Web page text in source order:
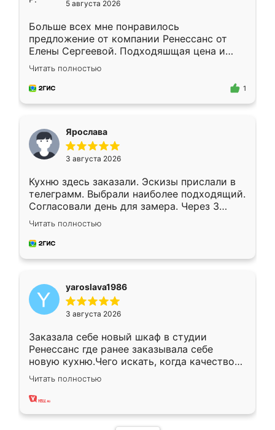
5 августа 2026
Больше всех мне понравилось
предложение от компании Ренессанс от
Елены Сергеевой. Подходяшщая цена и
короткие сроки изготовления. Приехавший
для замера сотрудник Владислав
предложил по моему эскизу самый
Читать полностью
1
Ярослава
3 августа 2026
Кухню здесь заказали. Эскизы прислали в
телеграмм. Выбрали наиболее подходящий.
Согласовали день для замера. Через 3
недели кухня была уже готова. Остались
довольны работой. Спасибо Ренессанс
мебель за качественную работу!
Читать полностью
yaroslava1986
3 августа 2026
Заказала себе новый шкаф в студии
Ренессанс где ранее заказывала себе
новую кухню.Чего искать, когда качеством
вполне довольна. Служит кухня уже почти
два года, нареканий нет.
Читать полностью